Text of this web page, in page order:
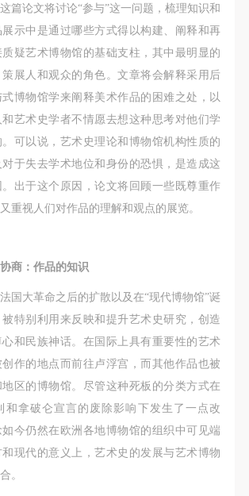
篇论文将讨论“参与”这一问题，梳理知识和
示中是通过哪些方式得以构建、阐释和再
疑艺术博物馆的基础支柱，其中最明显的
展人和观众的角色。文章将会解释采用后
博物馆学来阐释美术作品的困难之处，以
艺术史学者不情愿去想这种思考对他们学
可以说，艺术史理论和博物馆机构性质的
于失去学术地位和身份的恐惧，是造成这
出于这个原因，论文将回顾一些既尊重作
重视人们对作品的理解和观点的展览。
商：作品的知识
国大革命之后的扩散以及在“现代博物馆”诞
特别利用来反映和提升艺术史研究，创造
和民族神话。在国际上具有重要性的艺术
作的地点而前往卢浮宫，而其他作品也被
区的博物馆。尽管这种死板的分类方式在
和拿破仑宣言的废除影响下发生了一点改
今仍然在欧洲各地博物馆的组织中可见端
现代的意义上，艺术史的发展与艺术博物
。
导下进行，并正确的使用活动中所涉
、创作材料及配套设备、设施，若参
在使用相应绘画工具、创作材料及配
成个人受伤、伤害他人及造成相应工
或设施的故障或损坏。参与活动者应
部责任，并主动赔偿相应的经济损
非事故当事人及美术馆将不承担人身
术馆肖像权许可使用协议
共和国广告法》、《中华人民共和国
通则》若干问题的意见（试行）>的
关系，经双方友好协商，甲乙双方就
作品的使用达成如下一致协议：
协议中的肖像权人，自愿将自己的
作符合本协议约定和法律规定的用
美术学院美术馆是一所具有标志
际化的现代公共美术馆。中央美术学
同行，努力塑造一个开放、自由、学
导下进行，并正确的使用活动中所涉
、创作材料及配套设备、设施，若参
在使用相应绘画工具、创作材料及配
成个人受伤、伤害他人及造成相应工
或设施的故障或损坏。参与活动者应
部责任，并主动赔偿相应的经济损
非事故当事人及美术馆将不承担人身
术馆肖像权许可使用协议
共和国广告法》、《中华人民共和国
通则》若干问题的意见（试行）>的
关系，经双方友好协商，甲乙双方就
作品的使用达成如下一致协议：
协议中的肖像权人，自愿将自己的
作符合本协议约定和法律规定的用
美术学院美术馆是一所具有标志
际化的现代公共美术馆。中央美术学
同行，努力塑造一个开放、自由、学
导下进行，并正确的使用活动中所涉
、创作材料及配套设备、设施，若参
在使用相应绘画工具、创作材料及配
成个人受伤、伤害他人及造成相应工
或设施的故障或损坏。参与活动者应
部责任，并主动赔偿相应的经济损
非事故当事人及美术馆将不承担人身
术馆肖像权许可使用协议
共和国广告法》、《中华人民共和国
通则》若干问题的意见（试行）>的
关系，经双方友好协商，甲乙双方就
作品的使用达成如下一致协议：
协议中的肖像权人，自愿将自己的
作符合本协议约定和法律规定的用
美术学院美术馆是一所具有标志
际化的现代公共美术馆。中央美术学
同行，努力塑造一个开放、自由、学